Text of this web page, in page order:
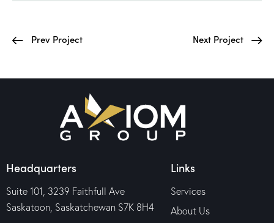
Prev Project Next Project
Headquarters
Suite 101, 3239 Faithfull Ave
Saskatoon, Saskatchewan S7K 8H4
Links
Services
About Us